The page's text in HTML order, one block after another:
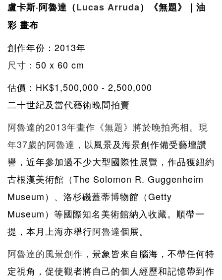
盧卡斯·阿魯達（Lucas Arruda）《無題》｜油
彩 畫布
創作年份：2013年
尺寸： 50 x 60 cm
估價：HK$1,500,000 - 2,500,000
二十世紀及當代藝術晚間拍賣
阿魯達的2013年畫作《無題》將於晚拍亮相。現
年37歲的阿魯達，以風景及海景創作備受藝壇讚
譽，近年參加過不少大型國際性展覽，作品獲紐約
古根漢美術館（The Solomon R. Guggenheim
Museum）、洛杉磯蓋蒂博物館（Getty
Museum）等國際知名美術館納入收藏。順帶一
提， 本月上海亦舉行阿魯達個展。
阿魯達的風景創作， 景象皆來自腦海，不帶任何特
定視角，促使觀者將自己的個人經歷和記憶帶到作